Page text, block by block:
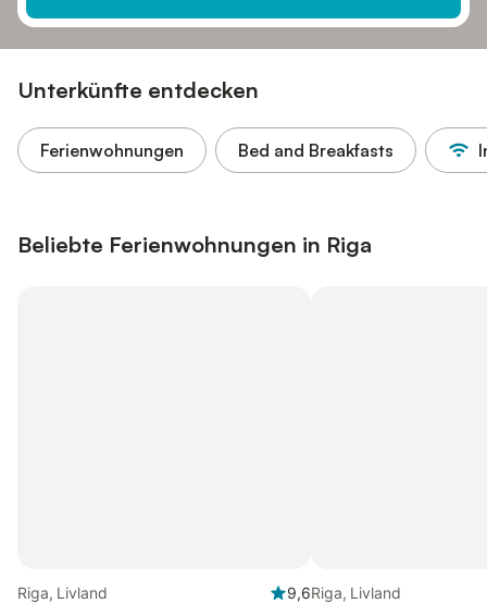
Unterkünfte entdecken
Ferienwohnungen Bed and Breakfasts
Beliebte Ferienwohnungen in Riga
Riga, Livland
9,6Riga, Livland